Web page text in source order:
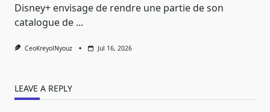
Disney+ envisage de rendre une partie de son
catalogue de ...
CeoKreyolNyouz Jul 16, 2026
LEAVE A REPLY